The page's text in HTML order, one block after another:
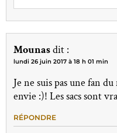
Mounasdit :
lundi 26 juin 2017 à 18 h 01 min
Je ne suis pas une fan
envie :)! Les sacs sont
RÉPONDRE